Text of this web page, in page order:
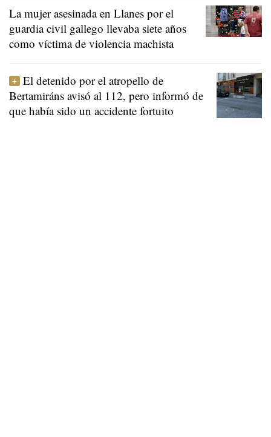
La mujer asesinada en Llanes por el
guardia civil gallego llevaba siete años
como víctima de violencia machista
El detenido por el atropello de
Bertamiráns avisó al 112, pero informó de
que había sido un accidente fortuito